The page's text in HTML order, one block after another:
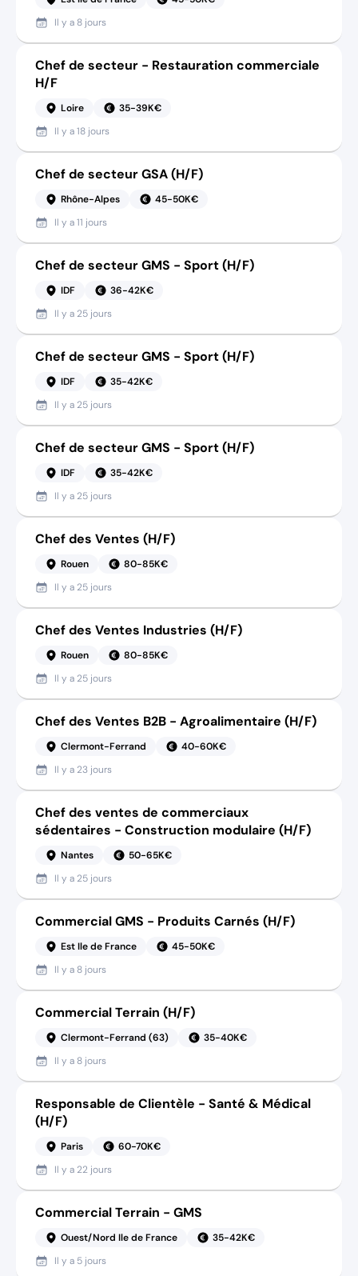
Il y a 8 jours
Chef de secteur - Restauration commerciale
H/F
Loire
35-39K€
Il y a18 jours
Chef de secteur GSA (H/F)
Rhône-Alpes
45-50K€
Il y a11 jours
Chef de secteur GMS - Sport (H/F)
IDF
36-42K€
Il y a 25 jours
Chef de secteur GMS - Sport (H/F)
IDF
35-42K€
Il y a 25 jours
Chef de secteur GMS - Sport (H/F)
IDF
35-42K€
Il y a 25 jours
Chef des Ventes (H/F)
Rouen
80-85K€
Il y a 25 jours
Chef des Ventes Industries (H/F)
Rouen
80-85K€
Il y a 25 jours
Chef des Ventes B2B - Agroalimentaire (H/F)
Clermont-Ferrand
40-60K€
Il y a 23 jours
Chef des ventes de commerciaux
sédentaires - Construction modulaire (H/F)
Nantes
50-65K€
Il y a 25 jours
Commercial GMS - Produits Carnés (H/F)
Est Ile de France
45-50K€
Il y a 8 jours
Commercial Terrain (H/F)
Clermont-Ferrand (63)
35-40K€
Il y a 8 jours
Responsable de Clientèle - Santé & Médical
(H/F)
Paris
60-70K€
Il y a 22 jours
Commercial Terrain - GMS
Ouest/Nord Ile de France
35-42K€
Il y a 5 jours